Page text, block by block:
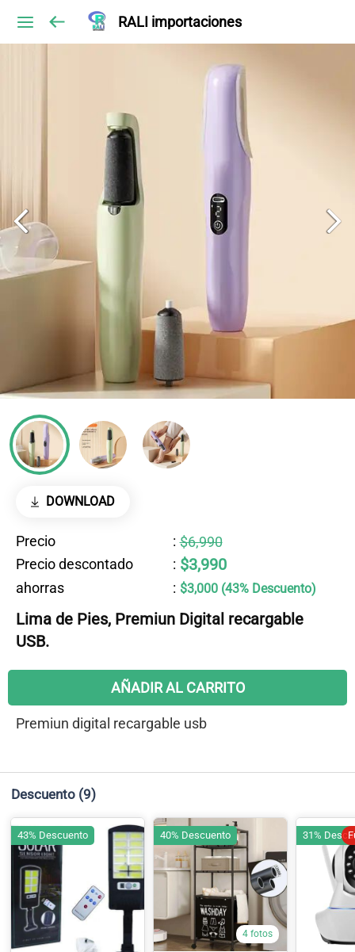
RALI importaciones
DOWNLOAD
Precio : $6,990
Precio descontado
: $3,990
ahorras : $3,000 (43% Descuento)
Lima de Pies, Premiun Digital recargable
USB.
AÑADIR AL CARRITO
Premiun digital recargable usb
Descuento (9)
43% Descuento
4 fotos
40% Descuento 31%